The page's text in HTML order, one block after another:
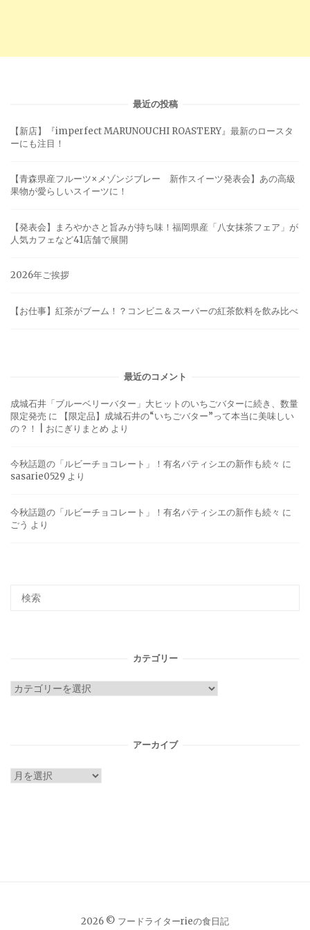
最近の投稿
【新店】『imperfect MARUNOUCHI ROASTERY』最新のロースタ
ーにも注目！
【青森県産フルーツ×メゾンジブレー 新作スイーツ発表会】あの高級
果物が愛らしいスイーツに！
【発表会】まろやかさと旨みが持ち味！福岡県産「八女抹茶フェア」が
人気カフェなど41店舗で展開
2026年ご挨拶
【お仕事】紅茶がブーム！？コンビニ＆スーパーの紅茶飲料を飲み比べ
最近のコメント
成城石井「ブルーベリーバター」大ヒットのいちごバターに続き、数量
限定発売 に
【限定品】成城石井の“いちごバター”って本当に美味しい
の？！ | おにぎりまとめ より
今秋話題の「ルビーチョコレート」！有名パティシエの新作も続々 に
sasarie0529 より
今秋話題の「ルビーチョコレート」！有名パティシエの新作も続々 に
ごう より
カテゴリー
カ
アーカイブ
ア
2026 © フードライターrieの食日記